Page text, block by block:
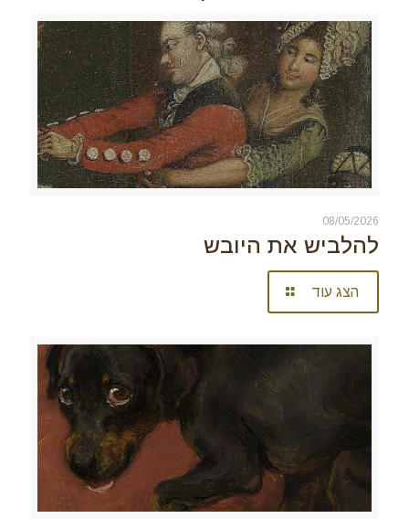
08/05/2026
להלביש את היובש
הצג עוד